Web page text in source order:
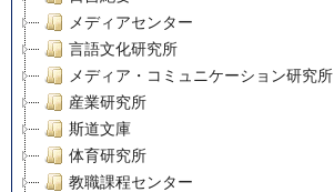
メディアセンター
言語文化研究所
メディア・コミュニケーション研究所
産業研究所
斯道文庫
体育研究所
教職課程センター